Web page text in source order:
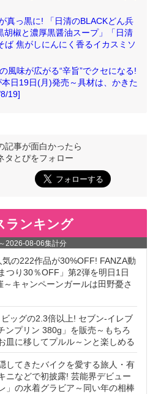
真っ黒に! 「日清のBLACKどん兵
胡椒と濃厚黒醤油スープ」「日清
ば 焦がしにんにく香るイカスミソ
風味が広がる“辛旨”でクセになる!
本日19日(月)発売～具材は、かきた
19]
記事が面白かったら
タとぴをフォロー
ランキング
～2026-08-06集計分
の222作品が30%OFF! FANZA動
つり30％OFF」第2弾を明日1日
キャンペーンガールは田野憂さ
ッグの2.3倍以上! セブン‐イレブ
ンプリン 380g」を販売～もちろ
皿に移してプルル～ンと楽しめる
してきたバイクを愛する旅人・有
ニなどで初披露! 芸能界デビュー
」の水着グラビア～同い年の相棒